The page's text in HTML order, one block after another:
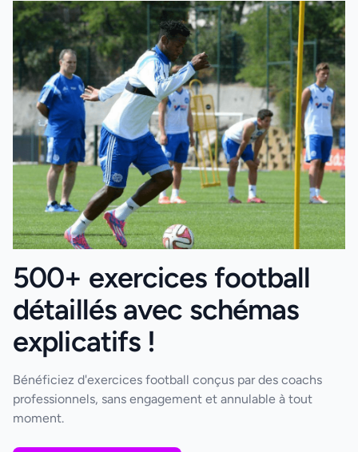
500+ exercices football
détaillés avec schémas
explicatifs !
Bénéficiez d'exercices football conçus par des coachs
professionnels, sans engagement et annulable à tout
moment.